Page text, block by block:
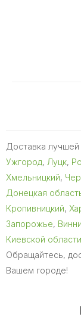
Доставка
Ужгород, Луцк,
Хмельницкий,
Донецкая
Кропивницкий,
Запорожье,
Киевской области
Обращайтесь,
Вашем городе!